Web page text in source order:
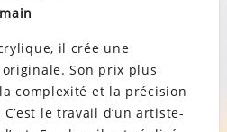
il crée une
Son prix plus
complexité et la précision
le travail d’un artiste-